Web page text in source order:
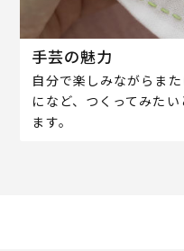
手芸の魅力
自分で楽しみながらま
になど、つくってみた
ます。